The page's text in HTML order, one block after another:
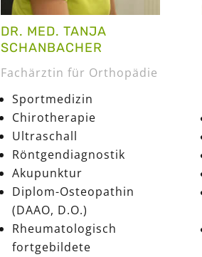
DR. MED. TANJA
SCHANBACHER
Fachärztin für Orthopädie
Sportmedizin
Chirotherapie
Ultraschall
Röntgendiagnostik
Akupunktur
Diplom-Osteopathin
(DAAO, D.O.)
Rheumatologisch
fortgebildete